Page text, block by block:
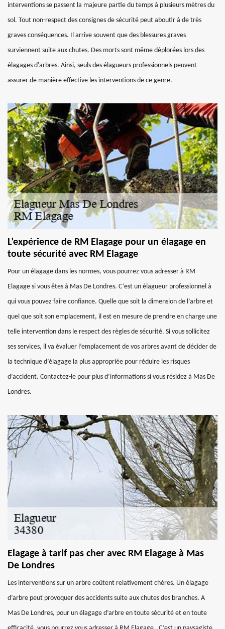
interventions se passent la majeure partie du temps à plusieurs mètres du
sol. Tout non-respect des consignes de sécurité peut aboutir à de très
graves conséquences. Il arrive souvent que des blessures graves
surviennent suite aux chutes. Des morts sont même déplorées lors des
élagages d'arbres. Ainsi, seuls des élagueurs professionnels peuvent
assurer de manière effective les interventions de ce genre.
L’expérience de RM Elagage pour un élagage en
toute sécurité avec RM Elagage
Pour un élagage dans les normes, vous pourrez vous adresser à RM
Elagage si vous êtes à Mas De Londres. C’est un élagueur professionnel à
qui vous pouvez faire confiance. Quelle que soit la dimension de l’arbre et
quel que soit son emplacement, il est en mesure de prendre en charge une
telle intervention dans le respect des règles de sécurité. Si vous sollicitez
ses services, il va évaluer l’emplacement de vos arbres avant de décider de
la technique d’élagage la plus appropriée pour réduire les risques
d’accident. Contactez-le pour plus d’informations si vous résidez à Mas De
Londres.
Elagage à tarif pas cher avec RM Elagage à Mas
De Londres
Les interventions sur un arbre coûtent relativement chères. Un élagage
d’arbre peut provoquer des accidents suite aux chutes des branches. A
Mas De Londres, pour un élagage d’arbre en toute sécurité et en toute